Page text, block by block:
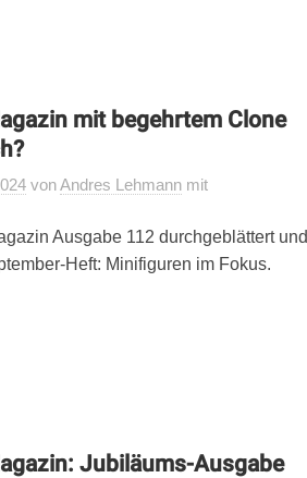
mit begehrtem Clone
vonAndres Lehmann mit
Ausgabe 112 durchgeblättert und
Heft: Minifiguren im Fokus.
Jubiläums-Ausgabe